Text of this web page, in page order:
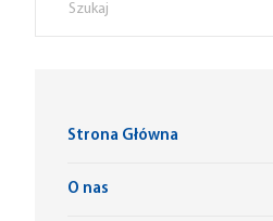
Strona Główna
O nas